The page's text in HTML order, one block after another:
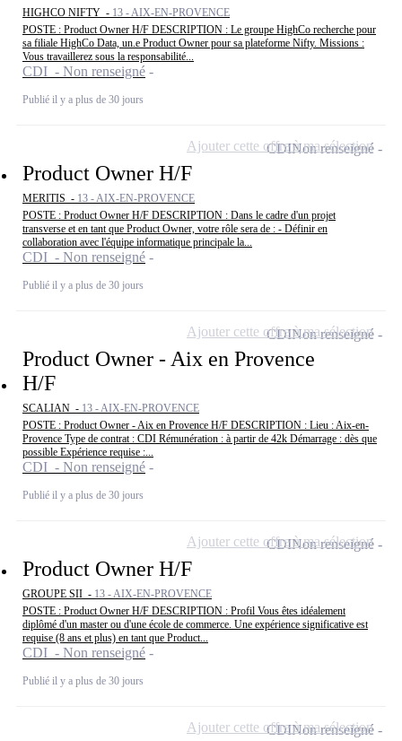
HIGHCO NIFTY - 13 - AIX-EN-PROVENCE
POSTE : Product Owner H/F DESCRIPTION : Le groupe HighCo recherche pour
sa filiale HighCo Data, un.e Product Owner pour sa plateforme Nifty. Missions :
Vous travaillerez sous la responsabilité...
CDI - Non renseigné
Publié il y a plus de 30 jours
Product Owner H/F
MERITIS - 13 - AIX-EN-PROVENCE
POSTE : Product Owner H/F DESCRIPTION : Dans le cadre d'un projet
transverse et en tant que Product Owner, votre rôle sera de : - Définir en
collaboration avec l'équipe informatique principale la...
CDI - Non renseigné
Publié il y a plus de 30 jours
CDINon renseigné
Ajouter cette offre à ma sélection
Product Owner - Aix en Provence
H/F
SCALIAN - 13 - AIX-EN-PROVENCE
POSTE : Product Owner - Aix en Provence H/F DESCRIPTION : Lieu : Aix-en-
Provence Type de contrat : CDI Rémunération : à partir de 42k Démarrage : dès que
possible Expérience requise :...
CDI - Non renseigné
Publié il y a plus de 30 jours
CDINon renseigné
Ajouter cette offre à ma sélection
Product Owner H/F
GROUPE SII - 13 - AIX-EN-PROVENCE
POSTE : Product Owner H/F DESCRIPTION : Profil Vous êtes idéalement
diplômé d'un master ou d'une école de commerce. Une expérience significative est
requise (8 ans et plus) en tant que Product...
CDI - Non renseigné
Publié il y a plus de 30 jours
CDINon renseigné
Ajouter cette offre à ma sélection
CDINon renseigné
Ajouter cette offre à ma sélection